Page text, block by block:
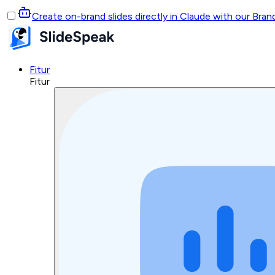
Create on-brand slides directly in Claude with our
Fitur
Fitur